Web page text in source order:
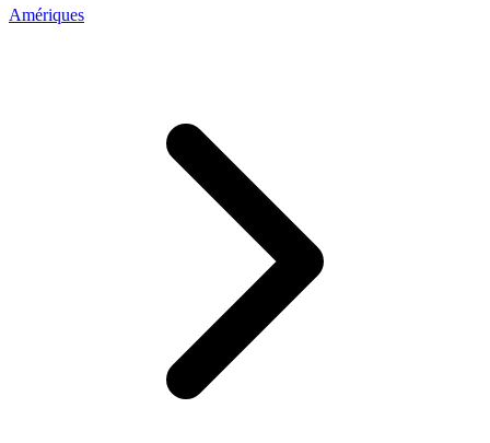
Amériques